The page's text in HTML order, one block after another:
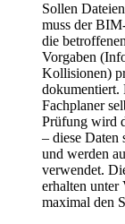
Sollen
muss der
die
Vorgaben
Kollisionen)
dokumentiert.
Fachplaner
Prüfung wird
– diese Daten
und werden
verwendet.
erhalten unter
maximal den